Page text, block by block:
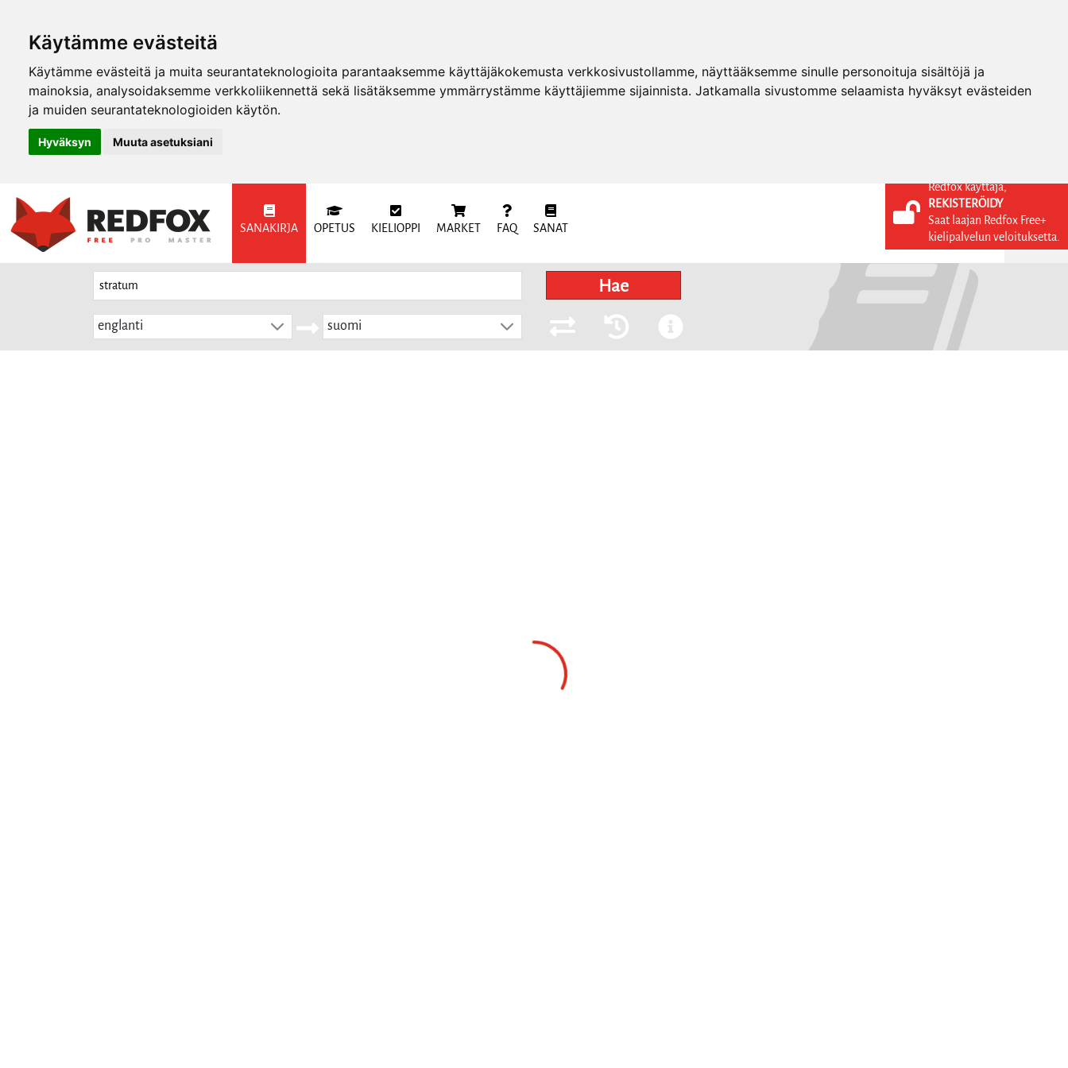
Käytämme evästeitä
Käytämme evästeitä ja muita seurantateknologioita parantaaksemme käyttäjäkokemusta verkkosivustollamme, näyttääksemme sinulle personoituja sisältöjä ja
mainoksia, analysoidaksemme verkkoliikennettä sekä lisätäksemme ymmärrystämme käyttäjiemme sijainnista. Jatkamalla sivustomme selaamista hyväksyt evästeiden
ja muiden seurantateknologioiden käytön.
Hyväksyn Muuta asetuksiani
SANAKIRJA OPETUS KIELIOPPI MARKET FAQ SANAT
KIRJAUDU SISÄÄN
REKISTERÖIDY
FI
Hae
englanti suomi
Redfox käyttäjä,
REKISTERÖIDY
Saat laajan Redfox Free+
kielipalvelun veloituksetta.